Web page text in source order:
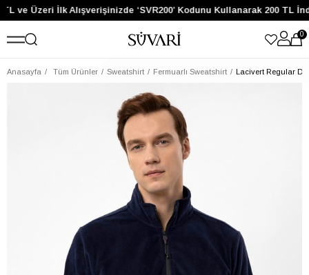
ve Üzeri İlk Alışverişinizde ‘SVR200’ Kodunu Kullanarak 200 TL
0
Anasayfa Tüm Ürünler Sweatshirt Fermuarlı Sweatshirt Lacivert Regular